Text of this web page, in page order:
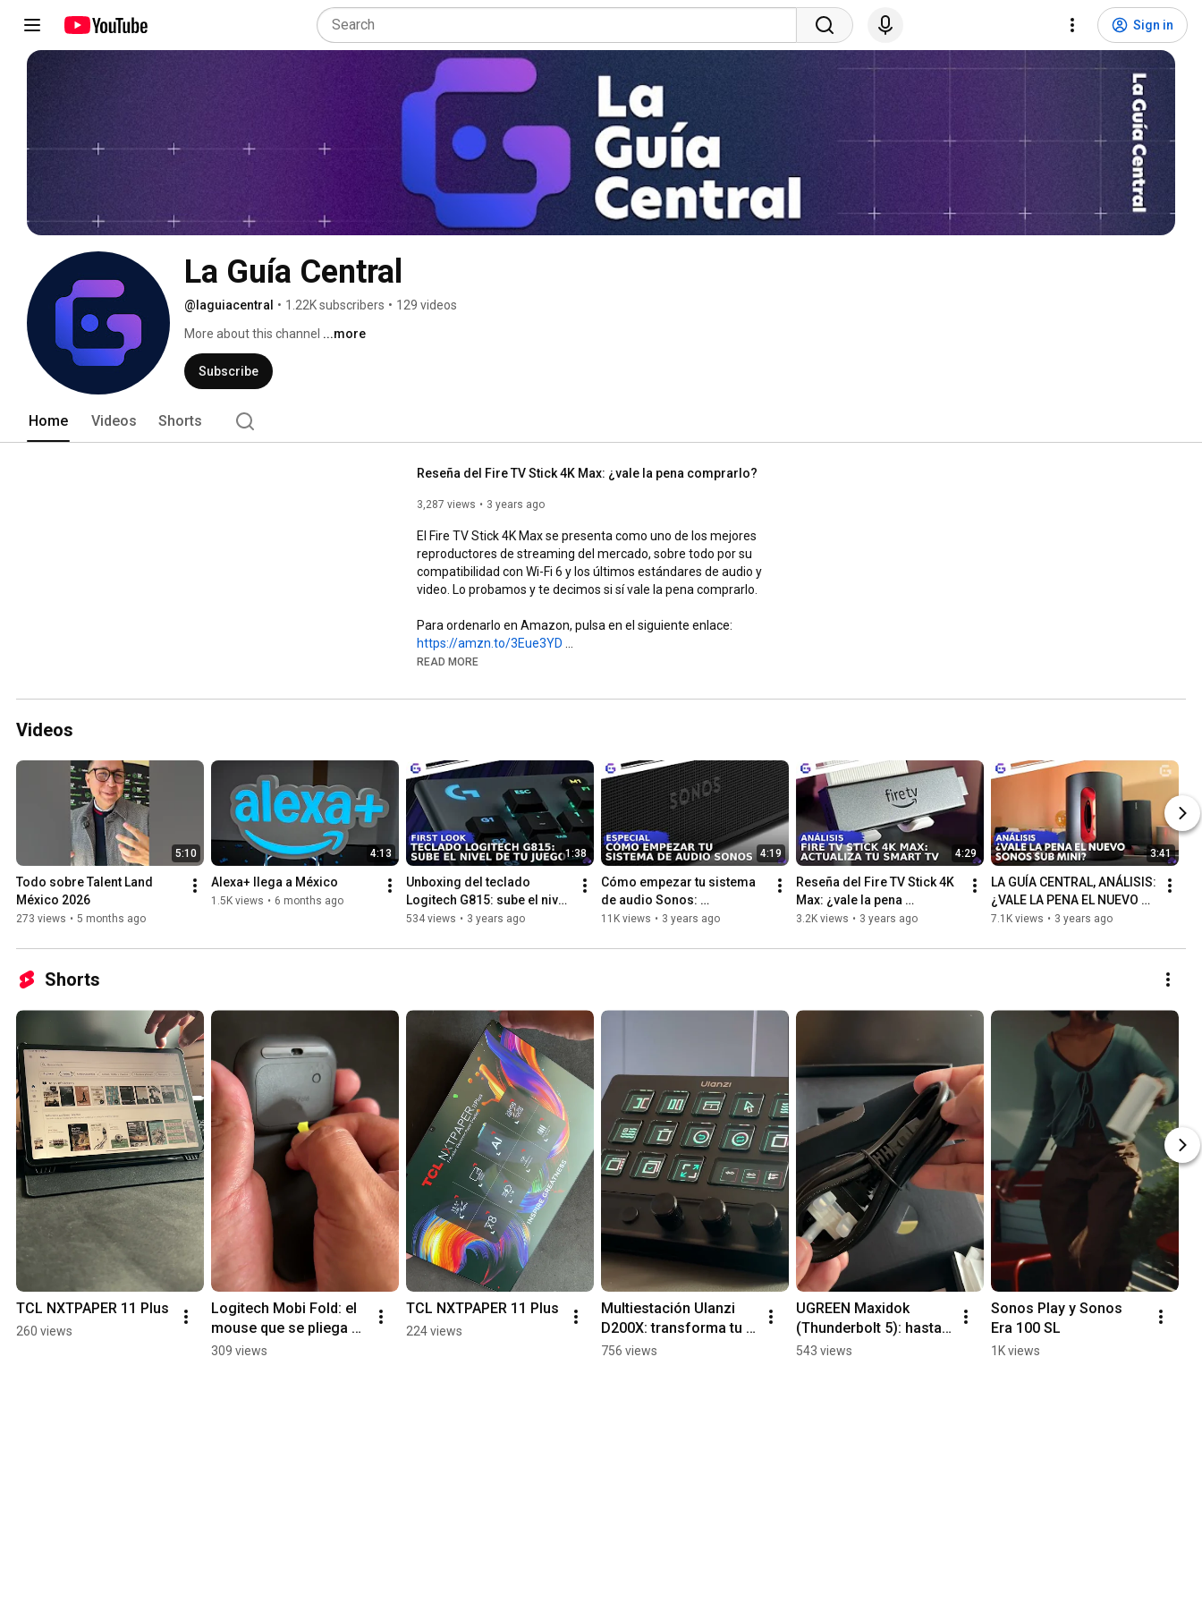
Sign in
La Guía Central
@laguiacentral • 1.22K subscribers • 129 videos
More about this channel ...more
Subscribe
Home Videos Shorts
Reseña del Fire TV Stick 4K Max: ¿vale la pena comprarlo?
3,287 views 3 years ago
El Fire TV Stick 4K Max se presenta como uno de los mejores
reproductores de streaming del mercado, sobre todo por su
compatibilidad con Wi-Fi 6 y los últimos estándares de audio y
video. Lo probamos y te decimos si sí vale la pena comprarlo.
https://amzn.to/3Eue3YD
no te pierdas ninguno de nuestros videos.
READ MORE
Videos
5:10
Todo sobre Talent Land
México 2026
273 views • 5 months ago
4:13
Alexa+ llega a México
1.5K views • 6 months ago
1:38
Unboxing del teclado
Logitech G815: sube el nivel
de tu partida y tu
534 views • 3 years ago
4:19
Cómo empezar tu sistema
de audio Sonos:
recomendaciones de
11K views • 3 years ago
4:29
Reseña del Fire TV Stick 4K
Max: ¿vale la pena
comprarlo?
3.2K views • 3 years ago
3:41
LA GUÍA CENTRAL, ANÁLISIS:
¿VALE LA PENA EL NUEVO
SONOS SUB MINI?
7.1K views • 3 years ago
Shorts
TCL NXTPAPER 11 Plus
260 views
Logitech Mobi Fold: el
mouse que se pliega
#unboxing #tech
309 views
TCL NXTPAPER 11 Plus
224 views
Multiestación Ulanzi
D200X: transforma tu
PC en una más
756 views
UGREEN Maxidok
(Thunderbolt 5): hasta
17 puertos para tu
543 views
Sonos Play y Sonos
Era 100 SL
1K views